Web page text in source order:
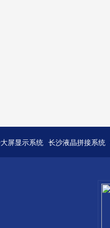
屏显示系统 长沙液晶拼接系统